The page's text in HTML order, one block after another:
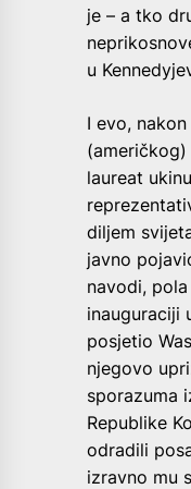
je – a tko
u
I evo,
(američkog)
laureat
diljem
javno
navodi,
inauguraciji
posjetio
njegovo
sporazuma
Republike
odradili
izravno mu